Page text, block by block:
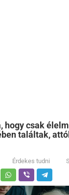
hogy csak
találtak,
Érdekes tudni